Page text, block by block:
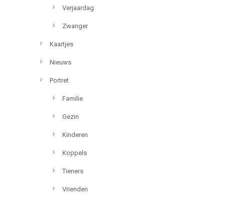
Verjaardag
Zwanger
Kaartjes
Nieuws
Portret
Familie
Gezin
Kinderen
Koppels
Tieners
Vrienden